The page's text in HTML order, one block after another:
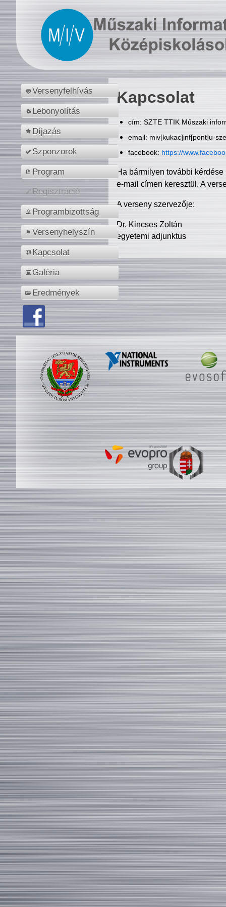
Versenyfelhívás
Lebonyolítás
Díjazás
Szponzorok
Program
Regisztráció
Programbizottság
Versenyhelyszín
Kapcsolat
Galéria
Eredmények
Kapcsolat
cím: SZTE TTIK Műszaki
email: miv[kukac]inf[pont]u-
facebook: https://
Ha bármilyen további
e-mail címen keresztül. A
A verseny szervezője:
Dr. Kincses Zoltán
egyetemi adjunktus